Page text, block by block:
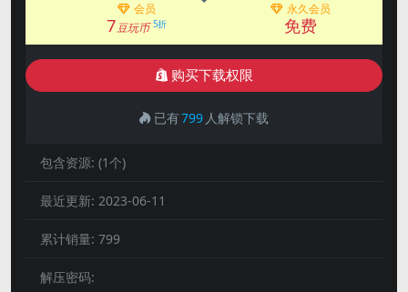
会员
7豆玩币 5折
永久会员
免费
购买下载权限
已有799 人解锁下载
包含资源: (1个)
最近更新: 2023-06-11
累计销量: 799
解压密码: